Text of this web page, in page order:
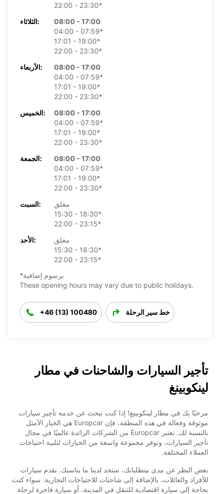
22:00 - 23:30*
الثلاثاء:
08:00 - 17:00
04:00 - 07:59*
17:01 - 19:00*
22:00 - 23:30*
الأربعاء:
08:00 - 17:00
04:00 - 07:59*
17:01 - 19:00*
22:00 - 23:30*
الخميس:
08:00 - 17:00
04:00 - 07:59*
17:01 - 19:00*
22:00 - 23:30*
الجمعة:
08:00 - 17:00
04:00 - 07:59*
17:01 - 19:00*
22:00 - 23:30*
السبت:
مغلق
15:30 - 18:30*
22:00 - 23:15*
الأحد:
مغلق
15:30 - 18:30*
22:00 - 23:15*
*برسوم إضافية
These opening hours may vary due to public holidays.
+46 (13) 100480 خط سير الرحلة
تأجير السيارات والشاحنات في مطار
لينكوبينغ
مرحبًا بك في مطار لينكوبينغ! إذا كنت تبحث عن خدمة تأجير سيارات
موثوقة وفعالة في هذه المنطقة، فإن Europcar هي الخيار الأمثل
بالنسبة لك. تعتبر Europcar من الشركات الرائدة عالميًا في مجال
تأجير السيارات، وتوفر مجموعة واسعة من الخيارات لتلبية احتياجات
العملاء المختلفة.
بغض النظر عن مدى متطلباتك، ستجد لدينا ما يناسبك. نقدم سيارات
للأفراد والعائلات، بالإضافة إلى شاحنات للاحتياجات التجارية. سواء كنت
بحاجة إلى سيارة اقتصادية للتنقل في المدينة، أو سيارة فاخرة لرحلة